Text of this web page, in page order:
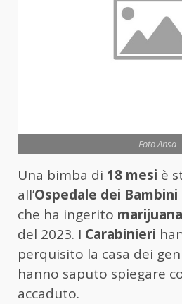
Foto Ansa
Una bimba di 18 mesi è
all’Ospedale dei
che ha ingerito marijuana
del 2023. I Carabinieri
perquisito la casa dei
hanno saputo spiegare
accaduto.